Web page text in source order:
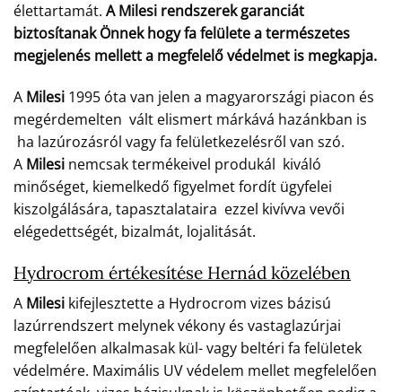
élettartamát. A Milesi rendszerek garanciát
biztosítanak Önnek hogy fa felülete a természetes
megjelenés mellett a megfelelő védelmet is megkapja.
A Milesi 1995 óta van jelen a magyarországi piacon és
megérdemelten vált elismert márkává hazánkban is
ha lazúrozásról vagy fa felületkezelésről van szó.
A Milesi nemcsak termékeivel produkál kiváló
minőséget, kiemelkedő figyelmet fordít ügyfelei
kiszolgálására, tapasztalataira ezzel kivívva vevői
elégedettségét, bizalmát, lojalitását.
Hydrocrom értékesítése Hernád közelében
A Milesi kifejlesztette a Hydrocrom vizes bázisú
lazúrrendszert melynek vékony és vastaglazúrjai
megfelelően alkalmasak kül- vagy beltéri fa felületek
védelmére. Maximális UV védelem mellet megfelelően